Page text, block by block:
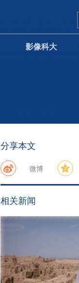
影像科大
分享本文
微博
相关新闻